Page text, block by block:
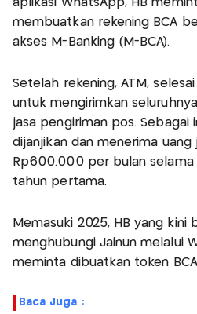
aplikasi WhatsApp, HB
membuatkan rekening BCA
akses M-Banking (M-BCA).
Setelah rekening, ATM,
untuk mengirimkan
jasa pengiriman pos. Sebagai
dijanjikan dan menerima uang
Rp600.000 per bulan
tahun pertama.
Memasuki 2025, HB yang kini
menghubungi Jainun melalui
meminta dibuatkan token
Baca Juga :